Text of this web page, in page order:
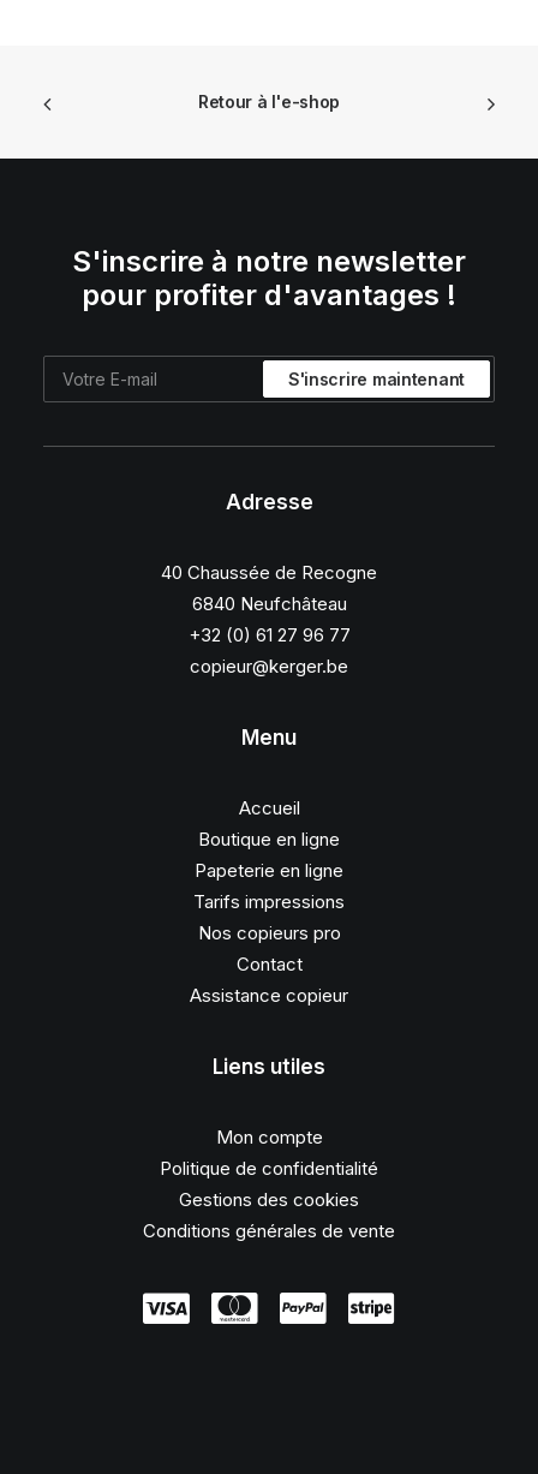
Retour à l'e-shop
S'inscrire à notre newsletter
pour profiter d'avantages !
Adresse
40 Chaussée de Recogne
6840 Neufchâteau
+32 (0) 61 27 96 77
copieur@kerger.be
Menu
Accueil
Boutique en ligne
Papeterie en ligne
Tarifs impressions
Nos copieurs pro
Contact
Assistance copieur
Liens utiles
Mon compte
Politique de confidentialité
Gestions des cookies
Conditions générales de vente